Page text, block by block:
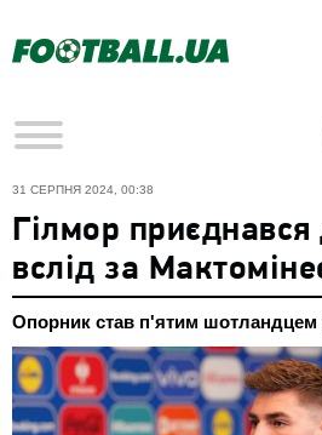
31 СЕРПНЯ 2024, 00:38
Гілмор приєднався
вслід за
Опорник став п'ятим шотландцем у